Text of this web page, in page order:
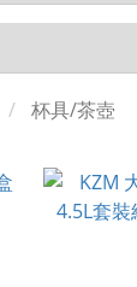
杯具/茶壺